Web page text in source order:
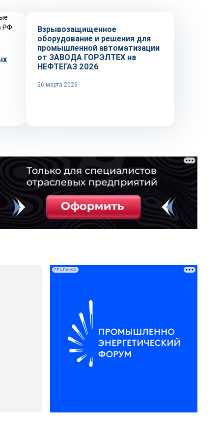
Взрывозащищенное
оборудование и решения для
промышленной автоматизации
от ЗАВОДА ГОРЭЛТЕХ на
НЕФТЕГАЗ 2026
26 марта 2026
РЕКЛАМА